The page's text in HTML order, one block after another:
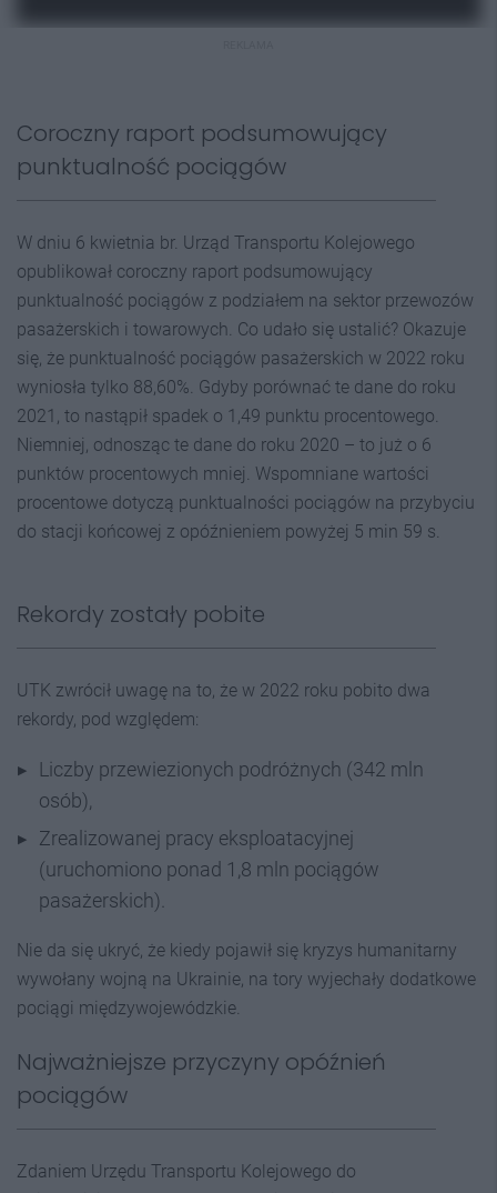
Coroczny raport podsumowujący
punktualność pociągów
W dniu 6 kwietnia br. Urząd Transportu Kolejowego
opublikował coroczny raport podsumowujący
punktualność pociągów z podziałem na sektor przewozów
pasażerskich i towarowych. Co udało się ustalić? Okazuje
się, że punktualność pociągów pasażerskich w 2022 roku
wyniosła tylko 88,60%. Gdyby porównać te dane do roku
2021, to nastąpił spadek o 1,49 punktu procentowego.
Niemniej, odnosząc te dane do roku 2020 – to już o 6
punktów procentowych mniej. Wspomniane wartości
procentowe dotyczą punktualności pociągów na przybyciu
do stacji końcowej z opóźnieniem powyżej 5 min 59 s.
Rekordy zostały pobite
UTK zwrócił uwagę na to, że w 2022 roku pobito dwa
rekordy, pod względem:
Liczby przewiezionych podróżnych (342 mln
osób),
Zrealizowanej pracy eksploatacyjnej
(uruchomiono ponad 1,8 mln pociągów
pasażerskich).
Nie da się ukryć, że kiedy pojawił się kryzys humanitarny
wywołany wojną na Ukrainie, na tory wyjechały dodatkowe
pociągi międzywojewódzkie.
Najważniejsze przyczyny opóźnień
pociągów
Zdaniem Urzędu Transportu Kolejowego do